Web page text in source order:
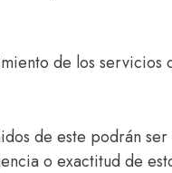
de los servicios
de este podrán
o exactitud de